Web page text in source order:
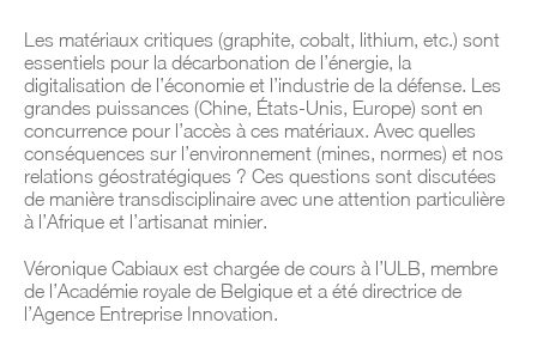
Les matériaux critiques (graphite, cobalt, lithium, etc.) sont
essentiels pour la décarbonation de l’énergie, la
digitalisation de l’économie et l’industrie de la défense. Les
grandes puissances (Chine, États-Unis, Europe) sont en
concurrence pour l’accès à ces matériaux. Avec quelles
conséquences sur l’environnement (mines, normes) et nos
relations géostratégiques ? Ces questions sont discutées
de manière transdisciplinaire avec une attention particulière
à l’Afrique et l’artisanat minier.
Véronique Cabiaux est chargée de cours à l’ULB, membre
de l’Académie royale de Belgique et a été directrice de
l’Agence Entreprise Innovation.